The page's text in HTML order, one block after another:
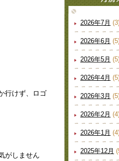
行けず、ロゴ
がしません
2026年7月
2026年6月
2026年5月
2026年4月
2026年3月
2026年2月
2026年1月
2025年12月